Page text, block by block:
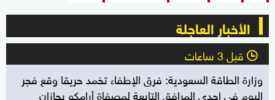
الأخبار العاجلة
l قبل 3 ساعات
وزارة الطاقة السعودية: فرق الإطفاء تخمد حريقا وقع فجر
اليوم في إحدى المرافق التابعة لمصفاة أرامكو بجازان